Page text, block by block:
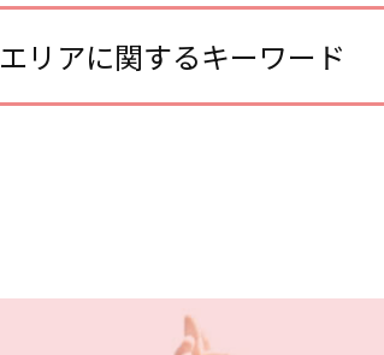
身辺調査 どうやって 調べる
結婚前 身辺調査 割合
身辺調査 結婚 借金
身辺調査 結婚前
身辺調査 家族
エリアに関するキーワード
さいたま市 探偵
さいたま新都心 浮気不倫調査